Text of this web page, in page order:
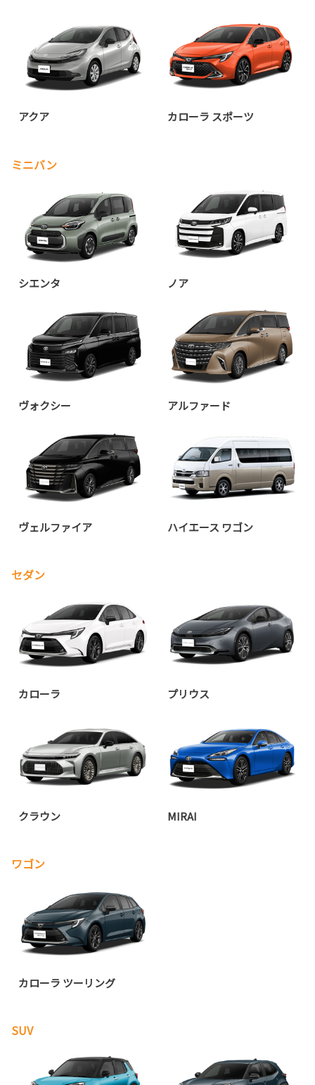
アクア カローラ スポーツ
ミニバン
シエンタ ノア
ヴォクシー アルファード
ヴェルファイア ハイエース ワゴン
セダン
カローラ プリウス
クラウン MIRAI
ワゴン
カローラ ツーリング
SUV